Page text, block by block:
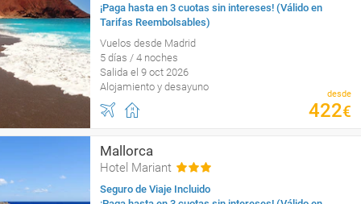
¡Paga hasta en 3 cuotas sin intereses! (Válido en
Tarifas Reembolsables)
Vuelos desde Madrid
5 días / 4 noches
Salida el 9 oct 2026
Alojamiento y desayuno
desde
422€
Mallorca
Hotel Mariant
Seguro de Viaje Incluido